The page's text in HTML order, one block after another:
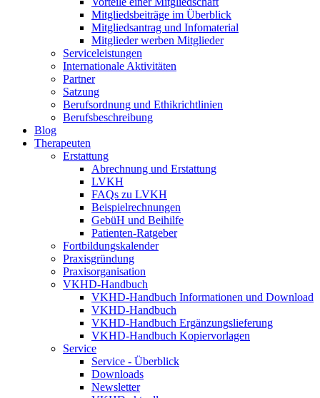
Mitgliedsbeiträge im Überblick
Mitgliedsantrag und Infomaterial
Mitglieder werben Mitglieder
Serviceleistungen
Internationale Aktivitäten
Partner
Satzung
Berufsordnung und Ethikrichtlinien
Berufsbeschreibung
Blog
Therapeuten
Erstattung
Abrechnung und Erstattung
LVKH
FAQs zu LVKH
Beispielrechnungen
GebüH und Beihilfe
Patienten-Ratgeber
Fortbildungskalender
Praxisgründung
Praxisorganisation
VKHD-Handbuch
VKHD-Handbuch Informationen und Download
VKHD-Handbuch
VKHD-Handbuch Ergänzungslieferung
VKHD-Handbuch Kopiervorlagen
Service
Service - Überblick
Downloads
Newsletter